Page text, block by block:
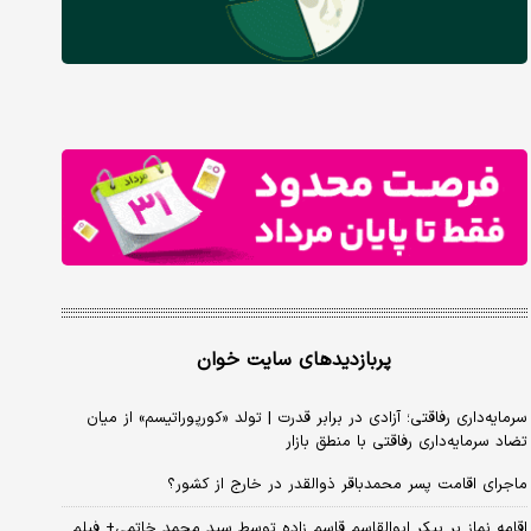
پربازدیدهای سایت خوان
سرمایه‌داری رفاقتی؛ آزادی در برابر قدرت | تولد «کورپوراتیسم» از میان
تضاد سرمایه‌داری رفاقتی با منطق بازار
ماجرای اقامت پسر محمدباقر ذوالقدر در خارج از کشور؟